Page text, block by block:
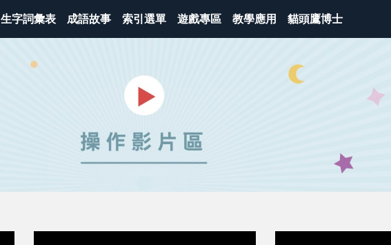
生字詞彙表 成語故事 索引選單 遊戲專區 教學應用 貓頭鷹博士